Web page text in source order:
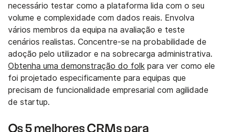
necessário testar como a plataforma lida com o seu
volume e complexidade com dados reais. Envolva
vários membros da equipa na avaliação e teste
cenários realistas. Concentre-se na probabilidade de
adoção pelo utilizador e na sobrecarga administrativa.
Obtenha uma demonstração do folk para ver como ele
foi projetado especificamente para equipas que
precisam de funcionalidade empresarial com agilidade
de startup.
Os 5 melhores CRMs para